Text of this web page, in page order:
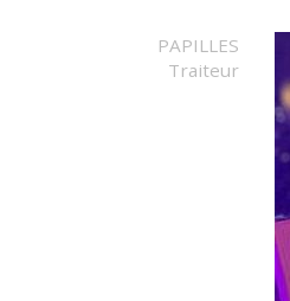
PAPILLES
Traiteur